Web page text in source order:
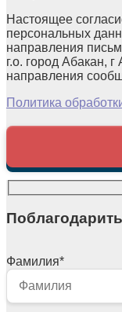
Настоящее
персональных
направления
г.о. город Абакан,
направления
Политика
Поблагодарить
Фамилия*